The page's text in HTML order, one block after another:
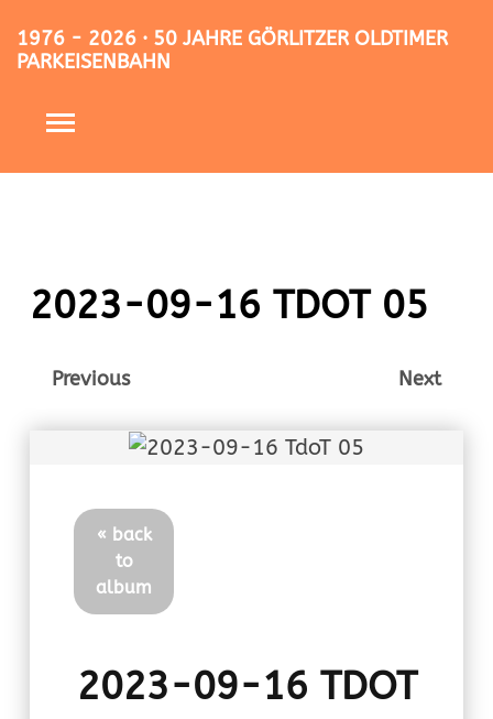
1976 - 2026 · 50 JAHRE GÖRLITZER OLDTIMER
PARKEISENBAHN
2023-09-16 TDOT 05
Previous Next
« back
to
album
2023-09-16 TDOT